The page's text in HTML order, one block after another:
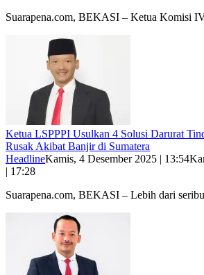
Suarapena.com, BEKASI – Ketua Komisi
Ketua LSPPPI Usulkan 4 Solusi Darurat
Rusak Akibat Banjir di Sumatera
HeadlineKamis, 4 Desember 2025 | 13:54
| 17:28
Suarapena.com, BEKASI – Lebih dari